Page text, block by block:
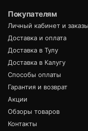
Покупателям
Личный кабинет и заказы
Доставка и оплата
Доставка в Тулу
Доставка в Калугу
Способы оплаты
Гарантия и возврат
Акции
Обзоры товаров
Контакты